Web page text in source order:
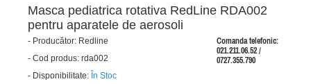
Masca pediatrica rotativa RedLine RDA002
pentru aparatele de aerosoli
Comanda telefonic:
021.211.06.52 /
0727.355.790
- Producător: Redline
- Cod produs: rda002
- Disponibilitate: În Stoc